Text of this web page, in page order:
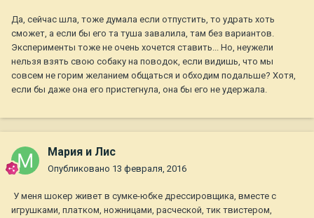
Да, сейчас шла, тоже думала если отпустить, то удрать хоть
сможет, а если бы его та туша завалила, там без вариантов.
Эксперименты тоже не очень хочется ставить... Но, неужели
нельзя взять свою собаку на поводок, если видишь, что мы
совсем не горим желанием общаться и обходим подальше? Хотя,
если бы даже она его пристегнула, она бы его не удержала.
Мария и Лис
Опубликовано 13 февраля, 2016
У меня шокер живет в сумке-юбке дрессировщика, вместе с
игрушками, платком, ножницами, расческой, тик твистером,